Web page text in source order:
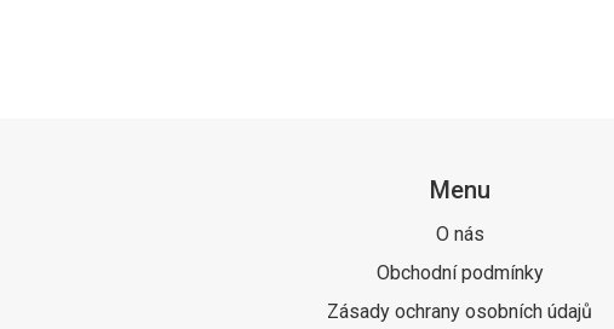
Menu
O nás
Obchodní podmínky
Zásady ochrany osobních údajů